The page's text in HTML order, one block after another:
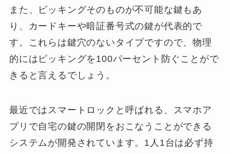
また、ピッキングそのものが不可能な鍵もあ
り、カードキーや暗証番号式の鍵が代表的で
す。これらは鍵穴のないタイプですので、物理
的にはピッキングを100パーセント防ぐことがで
きると言えるでしょう。
最近ではスマートロックと呼ばれる、スマホア
プリで自宅の鍵の開閉をおこなうことができる
システムが開発されています。1人1台は必ず持